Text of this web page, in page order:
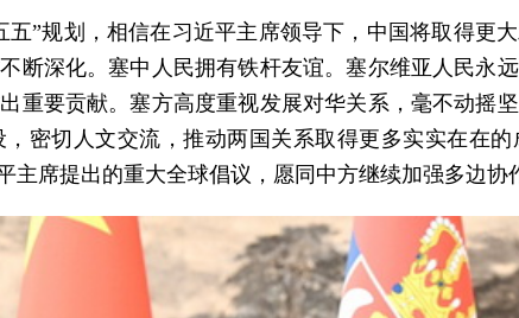
”规划，相信在习近平主席领导下，中国将取得更
断深化。塞中人民拥有铁杆友谊。塞尔维亚人民永
重要贡献。塞方高度重视发展对华关系，毫不动摇
密切人文交流，推动两国关系取得更多实实在在
席提出的重大全球倡议，愿同中方继续加强多边协